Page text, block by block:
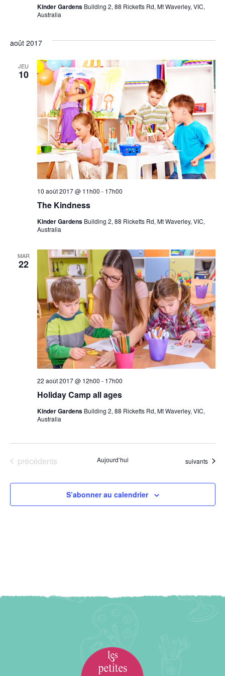
Kinder Gardens Building 2, 88 Ricketts Rd, Mt Waverley, VIC,
Australia
août 2017
JEU
10
The Kindness
10 août 2017 @ 11h00 - 17h00
Kinder Gardens Building 2, 88 Ricketts Rd, Mt Waverley, VIC,
Australia
MAR
22
Holiday Camp all ages
22 août 2017 @ 12h00 - 17h00
Kinder Gardens Building 2, 88 Ricketts Rd, Mt Waverley, VIC,
Australia
Évènements
précédents Aujourd’hui Évènements
suivants
S’abonner au calendrier